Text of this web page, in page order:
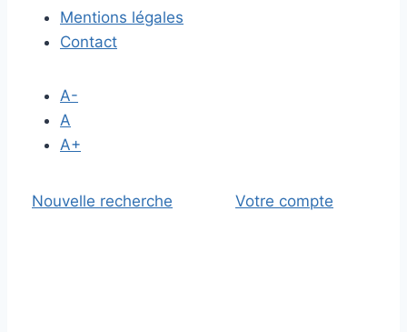
Mentions légales
Contact
A-
A
A+
Nouvelle recherche Votre compte